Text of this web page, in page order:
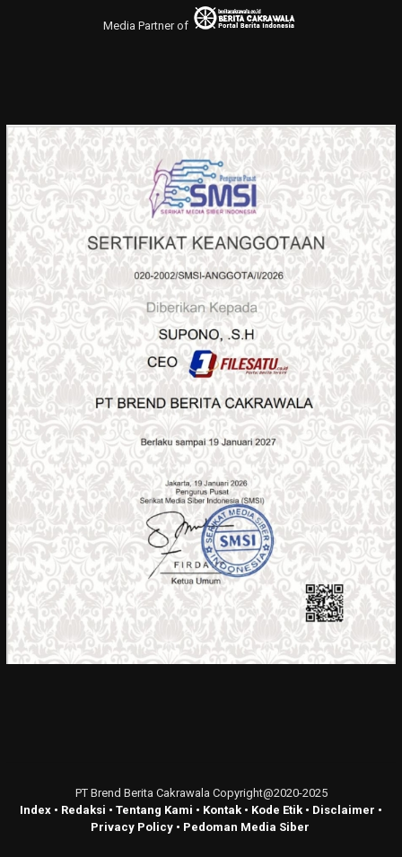
Media Partner of
PT Brend Berita Cakrawala Copyright@2020-2025
Index • Redaksi • Tentang Kami • Kontak • Kode Etik • Disclaimer •
Privacy Policy• Pedoman Media Siber